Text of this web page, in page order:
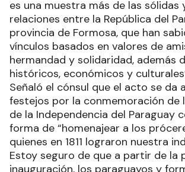
es una muestra más de las sólidas
relaciones entre la República del
provincia de Formosa, que han
vínculos basados en valores de
hermandad y solidaridad, además
históricos, económicos y
Señaló el cónsul que el acto se da
festejos por la conmemoración de
de la Independencia del Paraguay
forma de “homenajear a los
quienes en 1811 lograron nuestra
Estoy seguro de que a partir de la
inauguración, los paraguayos y